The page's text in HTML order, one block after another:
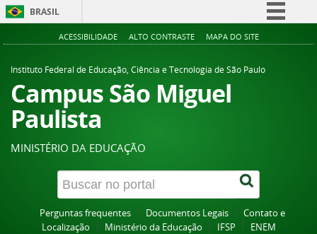
BRASIL
Simplifique!
Acesso à informação
ACESSIBILIDADE ALTO CONTRASTE MAPA DO SITE
Instituto Federal de Educação, Ciência e Tecnologia de São Paulo
Campus São Miguel
Paulista
MINISTÉRIO DA EDUCAÇÃO
Perguntas frequentes Documentos Legais
Contato e
Localização
Ministério da Educação IFSP ENEM